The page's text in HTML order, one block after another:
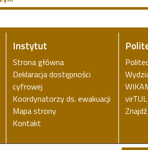
Instytut
Strona główna
Deklaracja dostępności
cyfrowej
Koordynatorzy ds. ewakuacji
Mapa strony
Kontakt
virTUL